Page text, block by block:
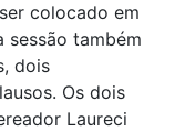
colocado em
sessão também
dois
Os dois
Laureci